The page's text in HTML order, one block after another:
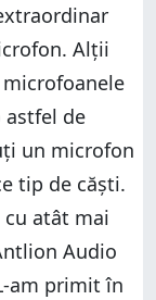
Alții
astfel de
un microfon
tip de căști.
cu atât mai
Audio
am primit în